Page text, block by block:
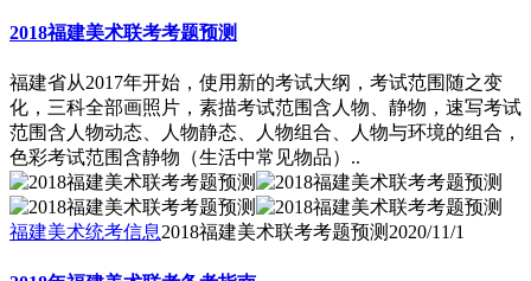
2018福建美术联考考题预测
福建省从2017年开始，使用新的考试大纲，考试范围随之变
化，三科全部画照片，素描考试范围含人物、静物，速写考试
范围含人物动态、人物静态、人物组合、人物与环境的组合，
色彩考试范围含静物（生活中常见物品）..
福建美术统考信息2018福建美术联考考题预测 2020/11/1